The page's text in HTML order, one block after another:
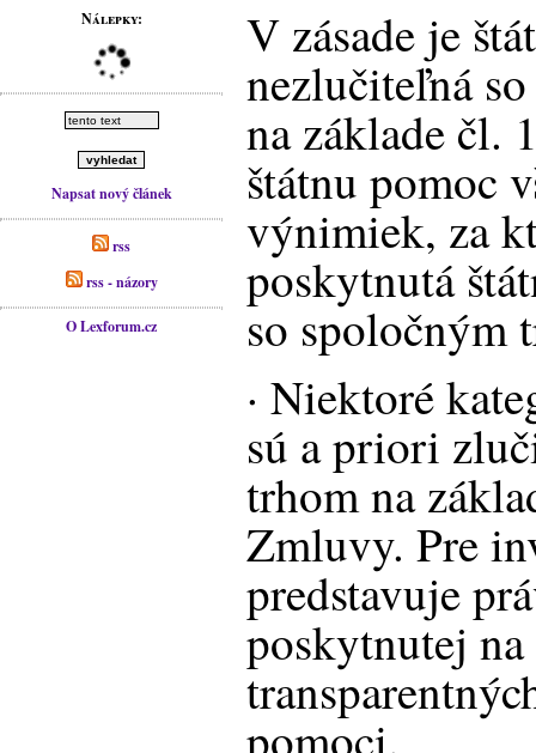
Nálepky:
Napsat nový článek
rss
rss - názory
O Lexforum.cz
V zásade je
nezlučiteľná
na základe čl.
štátnu pomoc
výnimiek, za
poskytnutá
so spoločným
· Niektoré
sú a priori
trhom na
Zmluvy. Pre
predstavuje
poskytnutej
pomoci.